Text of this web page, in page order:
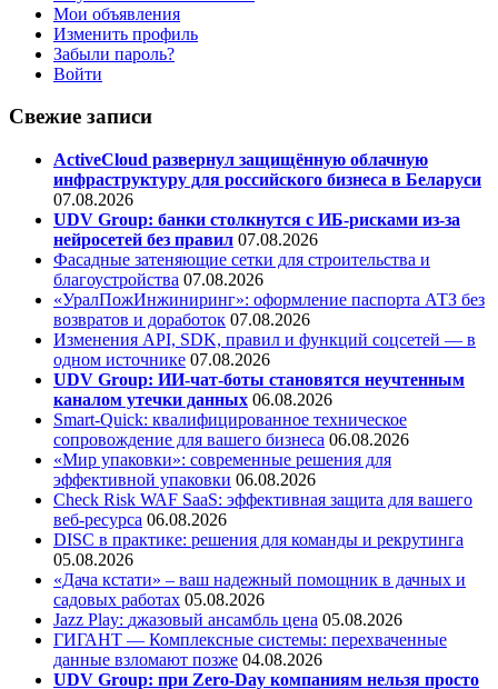
Мои объявления
Изменить профиль
Забыли пароль?
Войти
Свежие записи
ActiveCloud развернул защищённую облачную
инфраструктуру для российского бизнеса в Беларуси
07.08.2026
UDV Group: банки столкнутся с ИБ-рисками из-за
нейросетей без правил 07.08.2026
Фасадные затеняющие сетки для строительства и
благоустройства 07.08.2026
«УралПожИнжиниринг»: оформление паспорта АТЗ без
возвратов и доработок 07.08.2026
Изменения API, SDK, правил и функций соцсетей — в
одном источнике 07.08.2026
UDV Group: ИИ-чат-боты становятся неучтенным
каналом утечки данных 06.08.2026
Smart-Quick: квалифицированное техническое
сопровождение для вашего бизнеса 06.08.2026
«Мир упаковки»: современные решения для
эффективной упаковки 06.08.2026
Check Risk WAF SaaS: эффективная защита для вашего
веб-ресурса 06.08.2026
DISC в практике: решения для команды и рекрутинга
05.08.2026
«Дача кстати» – ваш надежный помощник в дачных и
садовых работах 05.08.2026
Jazz Play: джазовый ансамбль цена 05.08.2026
ГИГАНТ — Комплексные системы: перехваченные
данные взломают позже 04.08.2026
UDV Group: при Zero-Day компаниям нельзя просто